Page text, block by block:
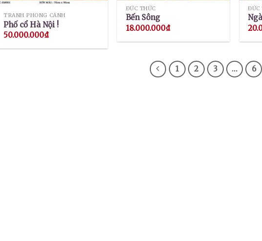
TRANH PHONG CẢNH
Phố cổ Hà Nội !
50.000.000₫
ĐỨC THỨC
Bến Sông
18.000.000₫
ĐỨC
1 2 3 … 6